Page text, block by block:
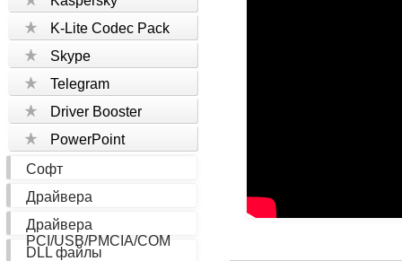
K-Lite Codec Pack
Skype
Telegram
Driver Booster
PowerPoint
Софт
Драйвера
Драйвера
PCI/USB/PMCIA/COM
DLL файлы